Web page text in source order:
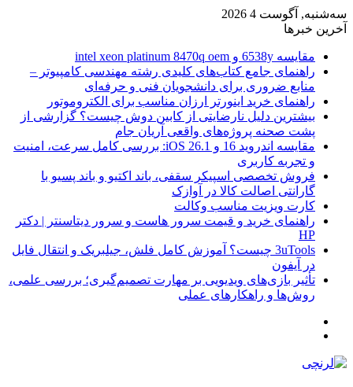
سه‌شنبه, آگوست 4 2026
آخرین خبرها
مقایسه 6538y و intel xeon platinum 8470q oem
راهنمای جامع کتاب‌های کلیدی رشته مهندسی کامپیوتر –
منابع ضروری برای دانشجویان فنی و حرفه‌ای
راهنمای خرید اینورتر ارزان مناسب برای الکتروموتور
بیشترین دلیل نارضایتی از کابین دوش چیست؟ گزارشی از
پشت صحنه پروژه‌های واقعی آریان جام
مقایسه اندروید 16 و iOS 26.1: بررسی کامل سرعت، امنیت
و تجربه کاربری
فروش تخصصی اسپیکر سقفی، باند اکتیو و باند پسیو با
گارانتی اصالت کالا در آوازک
کارت ویزیت مناسب وکالت
راهنمای خرید و قیمت سرور هاست و سرور دیتاسنتر | دکتر
HP
3uTools چیست؟ آموزش کامل فلش، جیلبریک و انتقال فایل
در آیفون
تأثیر بازی‌های ویدیویی بر مهارت تصمیم‌گیری؛ بررسی علمی،
روش‌ها و راهکارهای عملی